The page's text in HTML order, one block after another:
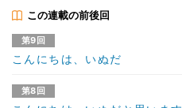
この連載の前後回
第9回
こんにちは、いぬだ
第8回